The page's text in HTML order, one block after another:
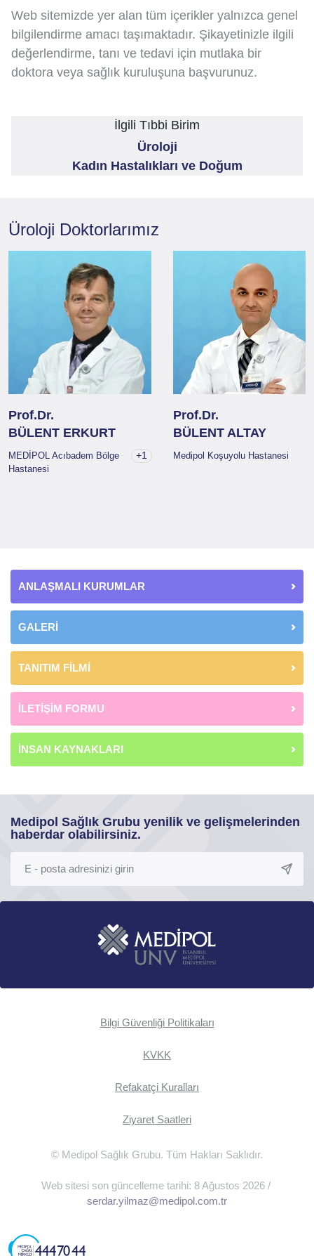
Web sitemizde yer alan tüm içerikler yalnızca genel
bilgilendirme amacı taşımaktadır. Şikayetinizle ilgili
değerlendirme, tanı ve tedavi için mutlaka bir
doktora veya sağlık kuruluşuna başvurunuz.
İlgili Tıbbi Birim
Üroloji
Kadın Hastalıkları ve Doğum
Üroloji Doktorlarımız
Prof.Dr.
BÜLENT ERKURT
MEDİPOL Acıbadem Bölge
Hastanesi
+1
Prof.Dr.
BÜLENT ALTAY
Medipol Koşuyolu Hastanesi
ANLAŞMALI KURUMLAR
GALERİ
TANITIM FİLMİ
İLETİŞİM FORMU
İNSAN KAYNAKLARI
Medipol Sağlık Grubu yenilik ve gelişmelerinden
haberdar olabilirsiniz.
Bilgi Güvenliği Politikaları
KVKK
Refakatçi Kuralları
Ziyaret Saatleri
© Medipol Sağlık Grubu. Tüm Hakları Saklıdır.
Web sitesi son güncelleme tarihi: 8 Ağustos 2026 /
serdar.yilmaz@medipol.com.tr